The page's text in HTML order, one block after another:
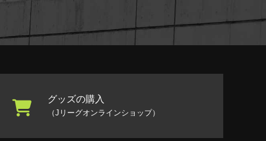
グッズの購入
（Jリーグオンラインショップ）